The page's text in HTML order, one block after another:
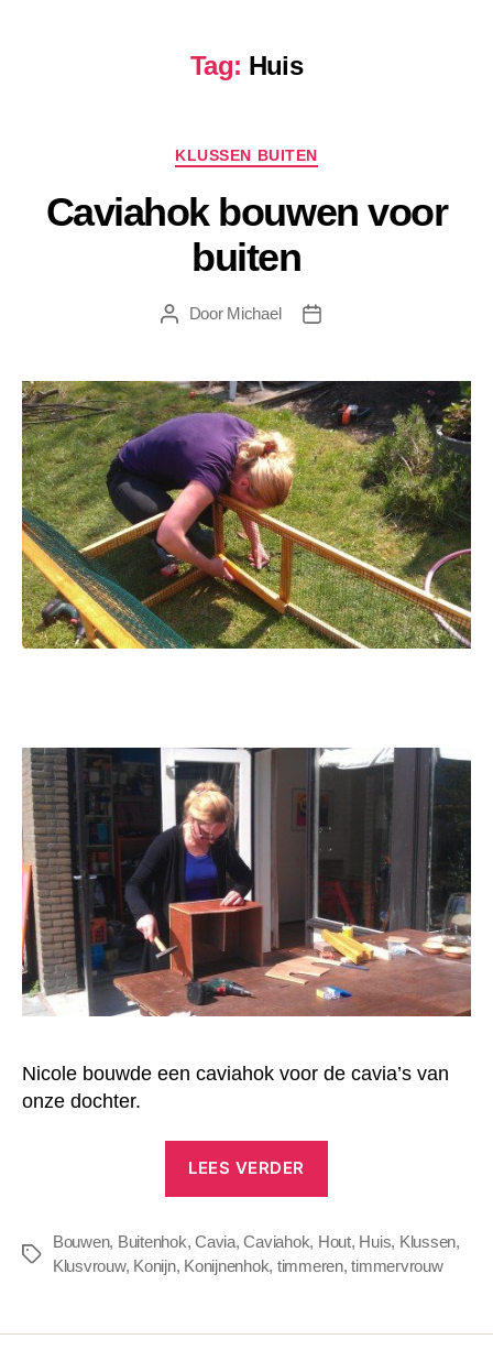
Tag: Huis
Categorieën
KLUSSEN BUITEN
Caviahok bouwen voor
buiten
Berichtauteur
Door Michael Berichtdatum
Nicole bouwde een caviahok voor de cavia’s van
onze dochter.
LEES VERDER
buiten”
Tags
Bouwen, Buitenhok,Cavia,Caviahok, Hout, Huis, Klussen,
Klusvrouw, Konijn, Konijnenhok, timmeren,timmervrouw